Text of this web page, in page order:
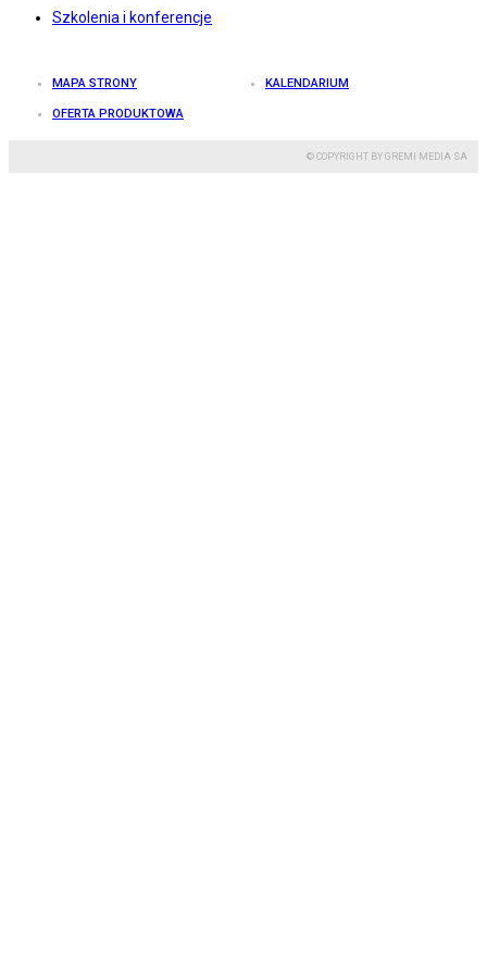
Szkolenia i konferencje
MAPA STRONY KALENDARIUM
OFERTA PRODUKTOWA
© COPYRIGHT BY GREMI MEDIA SA